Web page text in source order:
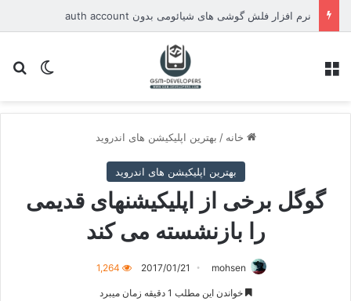
نرم افزار فلش گوشی های شیائومی بدون auth account
تغییر
خانه / بهترین اپلیکیشن های اندروید
بهترین اپلیکیشن های اندروید
گوگل برخی از اپلیکیشنهای قدیمی
را بازنشسته می کند
mohsen
2017/01/21
1,264
خواندن این مطلب 1 دقیقه زمان میبرد